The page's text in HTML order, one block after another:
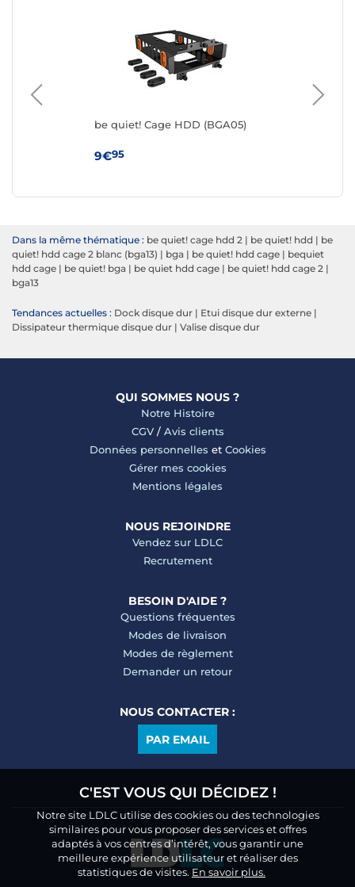
be quiet! Cage HDD (BGA05)
9€95
Dans la même thématique : be quiet! cage hdd 2 | be quiet! hdd | be
quiet! hdd cage 2 blanc (bga13) | bga | be quiet! hdd cage | bequiet
hdd cage | be quiet! bga | be quiet hdd cage | be quiet! hdd cage 2 |
bga13
Tendances actuelles : Dock disque dur | Etui disque dur externe |
Dissipateur thermique disque dur | Valise disque dur
QUI SOMMES NOUS ?
Notre Histoire
CGV/ Avis clients
Données personnelles et Cookies
Gérer mes cookies
Mentions légales
NOUS REJOINDRE
Vendez sur LDLC
Recrutement
BESOIN D'AIDE ?
Questions fréquentes
Modes de livraison
Modes de règlement
Demander un retour
NOUS CONTACTER :
PAR EMAIL
C'EST VOUS QUI DÉCIDEZ !
Notre site LDLC utilise des cookies ou des technologies
similaires pour vous proposer des services et offres
adaptés à vos centres d’intérêt, vous garantir une
meilleure expérience utilisateur et réaliser des
statistiques de visites. En savoir plus.